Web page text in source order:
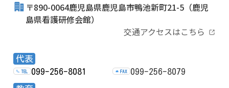
〒890-0064鹿児島県鹿児島市鴨池新町21-5 （鹿児
島県看護研修会館）
交通アクセスはこちら
代表
TEL 099-256-8081 FAX
099-256-8079